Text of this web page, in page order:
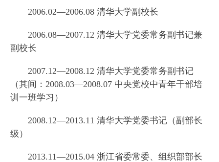
2006.02—2006.08 清华大学副校长
2006.08—2007.12 清华大学党委常务副书记兼
副校长
2007.12—2008.12 清华大学党委常务副书记
（其间：2008.03—2008.07 中央党校中青年干部培
训一班学习）
2008.12—2013.11 清华大学党委书记（副部长
级）
2013.11—2015.04 浙江省委常委、组织部部长